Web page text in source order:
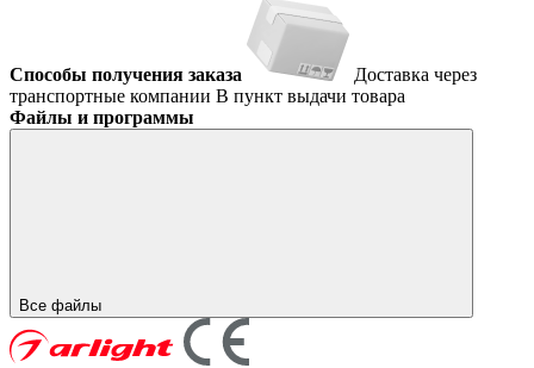
Способы получения заказа
Доставка через
транспортные компании В пункт выдачи товара
Файлы и программы
Все файлы